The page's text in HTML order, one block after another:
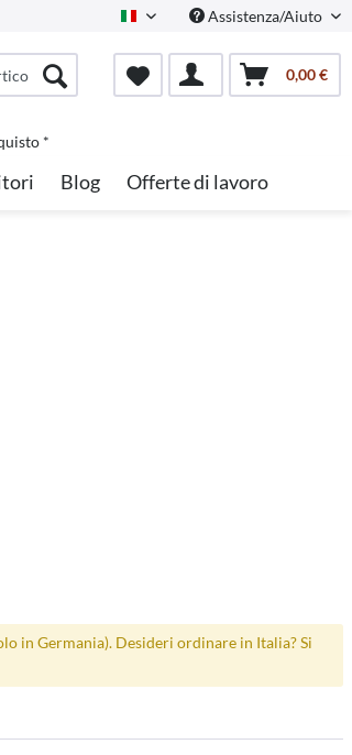
Italian Assistenza/Aiuto
0,00 €
*
Blog Offerte di lavoro
in Germania). Desideri ordinare in Italia? Si